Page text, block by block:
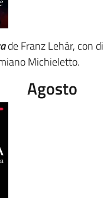
de Franz Lehár, con
Michieletto.
Agosto